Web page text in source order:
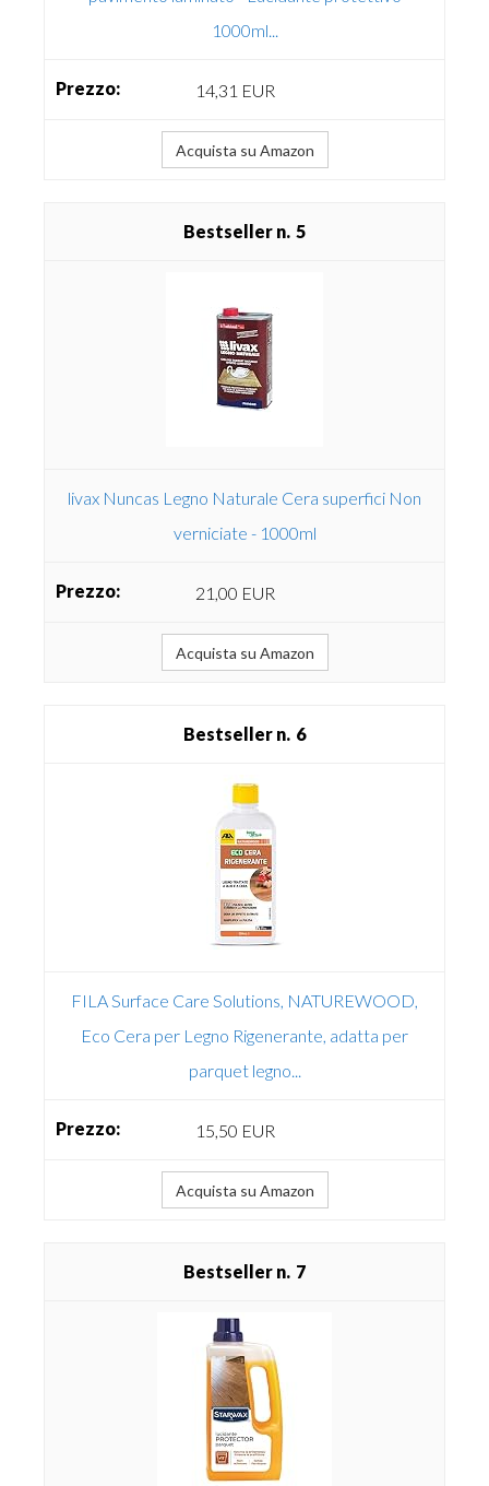
1000ml...
14,31 EUR
Acquista su Amazon
5
livax Nuncas Legno Naturale Cera superfici Non
verniciate - 1000ml
21,00 EUR
Acquista su Amazon
6
FILA Surface Care Solutions, NATUREWOOD,
Eco Cera per Legno Rigenerante, adatta per
parquet legno...
15,50 EUR
Acquista su Amazon
7